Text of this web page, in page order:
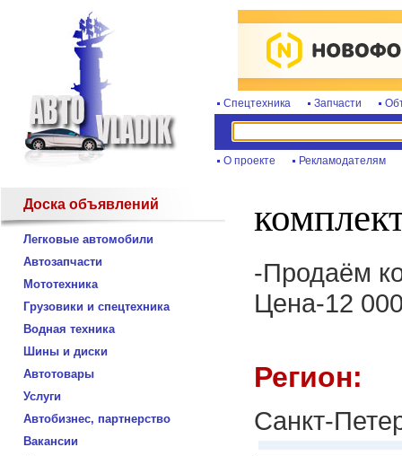
Спецтехника Запчасти
О проекте Рекламодателям
Доска объявлений
Легковые автомобили
Автозапчасти
Мототехника
Грузовики и спецтехника
Водная техника
Шины и диски
Автотовары
Услуги
Автобизнес, партнерство
Вакансии
-Продаём
Цена-12
Регион:
Санкт-